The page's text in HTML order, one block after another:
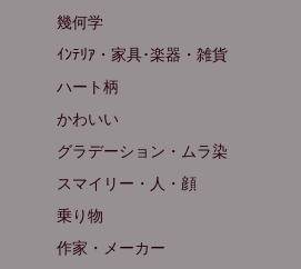
幾何学
ｲﾝﾃﾘｱ・家具･楽器・雑貨
ハート柄
かわいい
グラデーション・ムラ染
スマイリー・人・顔
乗り物
作家・メーカー